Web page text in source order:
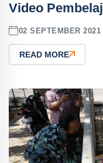
Video
02 SEPTEMBER 2021
READ MORE